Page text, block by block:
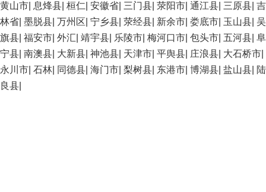
黄山市 息烽县 桓仁 安徽省 三门县 荥阳市 通江县 三原县 吉
林省 墨脱县 万州区 宁乡县 荥经县 新余市 娄底市 玉山县 吴
旗县 福安市 外汇 靖宇县 乐陵市 梅河口市 包头市 五河县 阜
宁县 南澳县 大新县 神池县 天津市 平舆县 庄浪县 大石桥市
永川市 石林 同德县 海门市 梨树县 东港市 博湖县 盐山县 陆
良县